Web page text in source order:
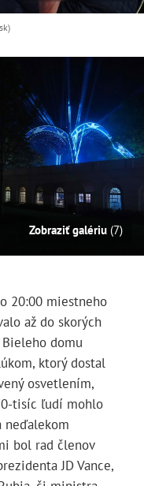
Zobraziť galériu (7)
20:00 miestneho
až do skorých
domu
ktorý dostal
osvetlením,
tisíc ľudí mohlo
neďalekom
bol rad členov
JD Vance,